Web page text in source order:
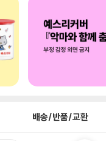
배송/반품/교환